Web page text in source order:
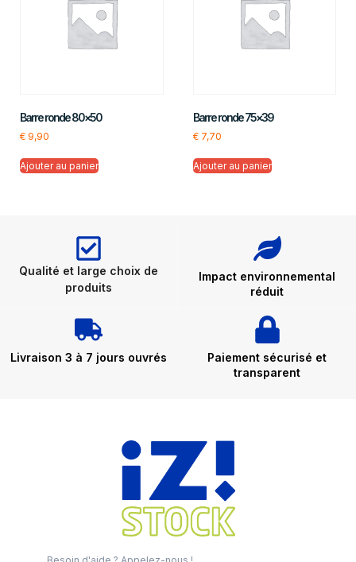
Barre ronde 80×50
€ 9,90
Ajouter au panier
Barre ronde 75×39
€7,70
Ajouter au panier
Qualité et large choix de
produits
Impact environnemental
réduit
Livraison 3 à 7 jours ouvrés
Paiement sécurisé et
transparent